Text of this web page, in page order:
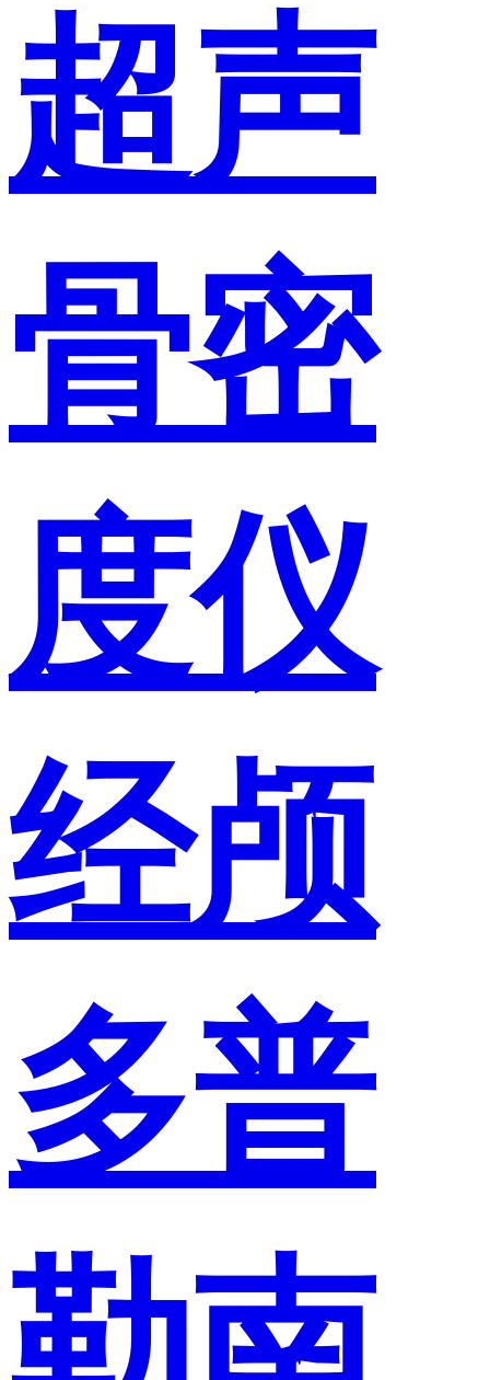
超声
骨密
度仪
经颅
多普